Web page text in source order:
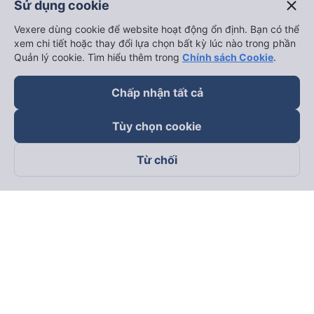
Theo dõi chúng tôi trên
Sử dụng cookie close
Vexere dùng cookie để website hoạt động ổn định. Bạn có thể
xem chi tiết hoặc thay đổi lựa chọn bất kỳ lúc nào trong phần
Quản lý cookie. Tìm hiểu thêm trong Chính sách Cookie.
Chấp nhận tất cả
Tùy chọn cookie
Từ chối